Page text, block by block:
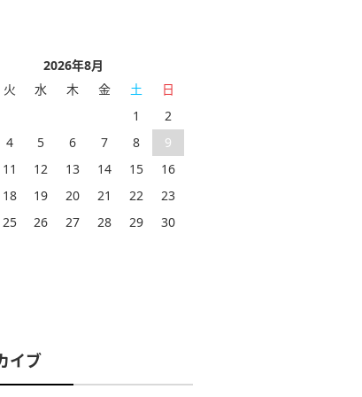
2026年8月
火 水 木 金 土
日
1
2
4 5 6 7 8
9
11 12 13 14 15
16
18 19 20 21 22
23
25 26 27 28 29
30
イブ